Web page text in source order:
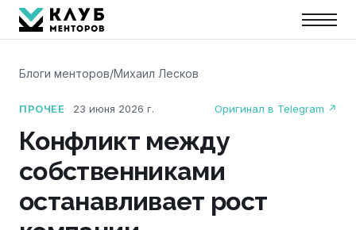
Блоги менторов/Михаил Лесков
ПРОЧЕЕ 23 июня 2026 г. Оригинал в Telegram ↗
Конфликт между
собственниками
останавливает рост